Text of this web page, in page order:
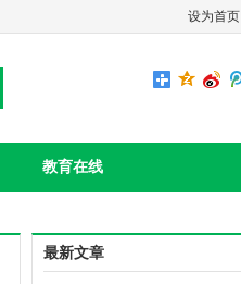
设为首页
教育在线
最新文章